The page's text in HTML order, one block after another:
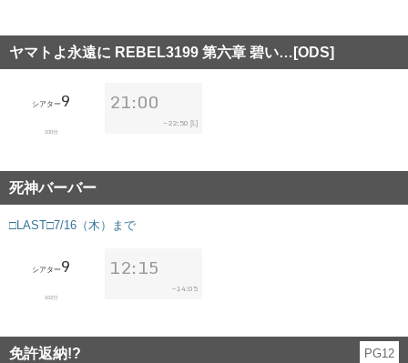
ヤマトよ永遠に REBEL3199 第六章 碧い…[ODS]
シアター9
100分
21:00
~ 22:50 [L]
死神バーバー
□LAST□7/16（木）まで
シアター9
102分
12:15
~14:05
免許返納!? PG12